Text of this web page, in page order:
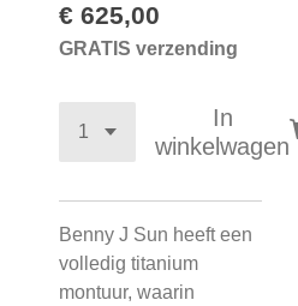
€ 625,00
GRATIS verzending
In
winkelwagen
Benny J Sun heeft een
volledig titanium
montuur, waarin